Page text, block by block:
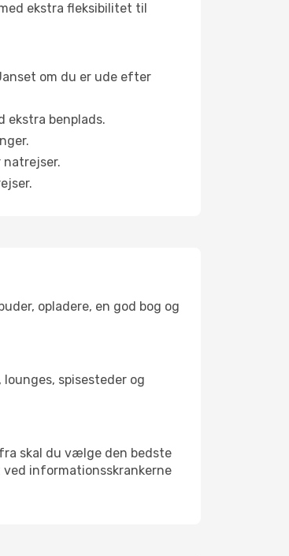
ekstra fleksibilitet til
om du er ude efter
benplads.
opladere, en god bog og
spisesteder og
skal du vælge den bedste
informationsskrankerne